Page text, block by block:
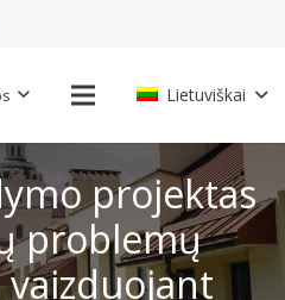
Lietuviškai
projektas
problemų